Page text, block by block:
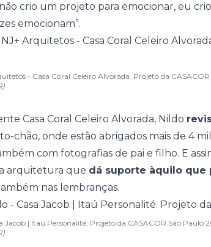
crio um projeto para emocionar, eu
emocionam”.
- Casa Coral Celeiro Alvorada. Projeto da
Casa Coral Celeiro Alvorada, Nildo
chão, onde estão abrigados mais de 4
com fotografias de pai e filho. E
arquitetura que dá suporte àquilo que
nas lembranças.
Jacob | Itaú Personalité. Projeto da CASACOR São Paulo